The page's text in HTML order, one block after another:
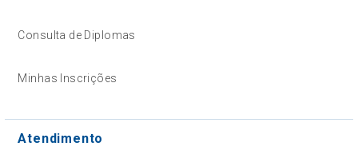
Consulta de Diplomas
Minhas Inscrições
Atendimento